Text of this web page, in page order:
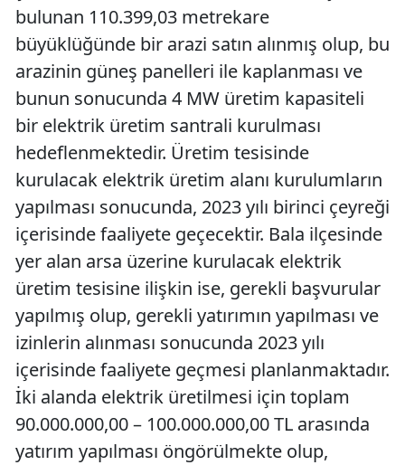
bulunan 110.399,03 metrekare
büyüklüğünde bir arazi satın alınmış olup, bu
arazinin güneş panelleri ile kaplanması ve
bunun sonucunda 4 MW üretim kapasiteli
bir elektrik üretim santrali kurulması
hedeflenmektedir. Üretim tesisinde
kurulacak elektrik üretim alanı kurulumların
yapılması sonucunda, 2023 yılı birinci çeyreği
içerisinde faaliyete geçecektir. Bala ilçesinde
yer alan arsa üzerine kurulacak elektrik
üretim tesisine ilişkin ise, gerekli başvurular
yapılmış olup, gerekli yatırımın yapılması ve
izinlerin alınması sonucunda 2023 yılı
içerisinde faaliyete geçmesi planlanmaktadır.
İki alanda elektrik üretilmesi için toplam
90.000.000,00 – 100.000.000,00 TL arasında
yatırım yapılması öngörülmekte olup,